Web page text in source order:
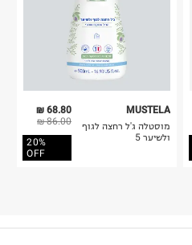
68.80 ₪
86.00 ₪
20%
OFF
MUSTELA
מוסטלה ג'ל רחצה לגוף
ולשיער 5